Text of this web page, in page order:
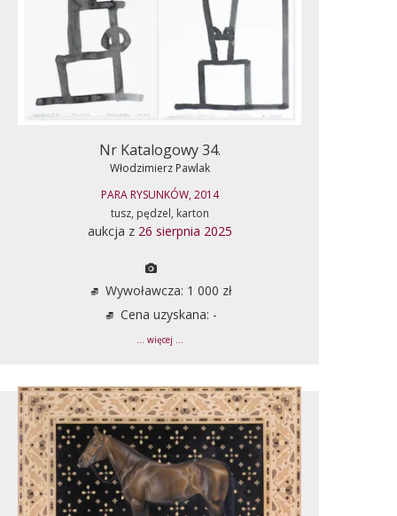
Nr Katalogowy 34.
Włodzimierz Pawlak
PARA RYSUNKÓW, 2014
tusz, pędzel, karton
aukcja z 26 sierpnia 2025
Wywoławcza: 1 000 zł
Cena uzyskana: -
... więcej ...